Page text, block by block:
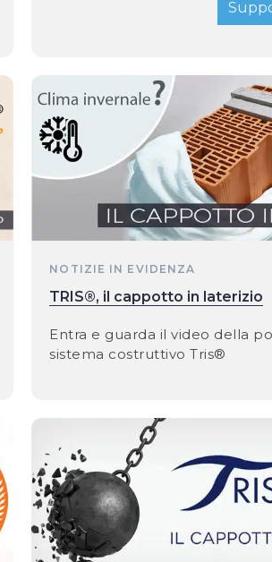
NOTIZIE IN EVIDENZA
TRIS®, il cappotto in laterizio
Entra e guarda il video della
sistema costruttivo Tris®